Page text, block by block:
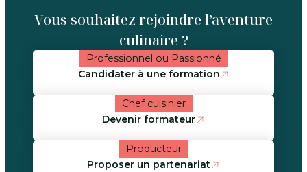
Vous souhaitez rejoindre l’aventure
culinaire ?
Professionnel ou Passionné
Candidater à une formation
Chef cuisinier
Devenir formateur
Producteur
Proposer un partenariat